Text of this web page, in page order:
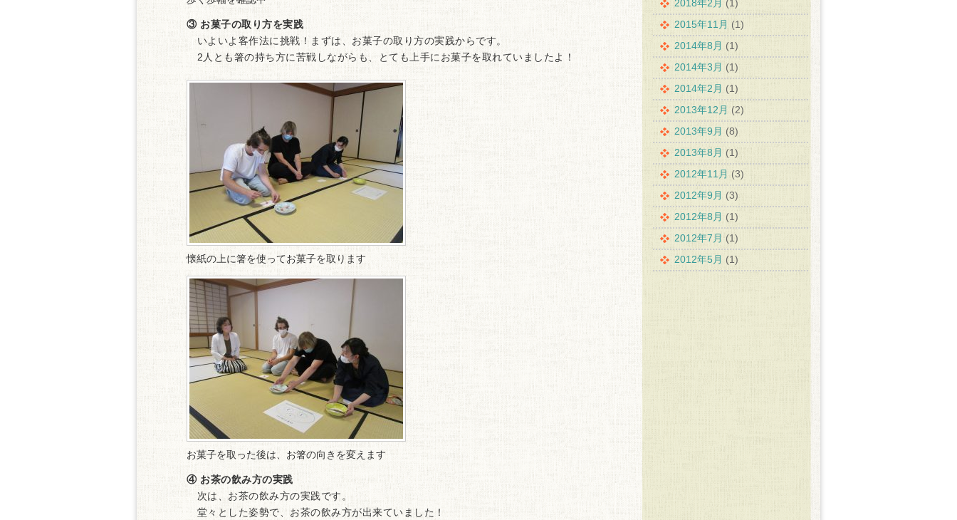
③ お菓子の取り方を実践
いよいよ客作法に挑戦！まずは、お菓子の取り方の実践からです。
2人とも箸の持ち方に苦戦しながらも、とても上手にお菓子を取れていましたよ！
懐紙の上に箸を使ってお菓子を取ります
お菓子を取った後は、お箸の向きを変えます
④ お茶の飲み方の実践
次は、お茶の飲み方の実践です。
堂々とした姿勢で、お茶の飲み方が出来ていました！
2018年2月 (1)
2015年11月 (1)
2014年8月 (1)
2014年3月 (1)
2014年2月 (1)
2013年12月 (2)
2013年9月 (8)
2013年8月 (1)
2012年11月 (3)
2012年9月 (3)
2012年8月 (1)
2012年7月 (1)
2012年5月 (1)